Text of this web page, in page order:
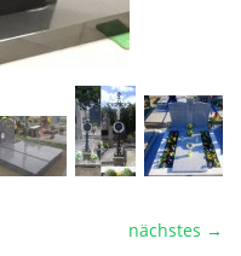
nächstes →